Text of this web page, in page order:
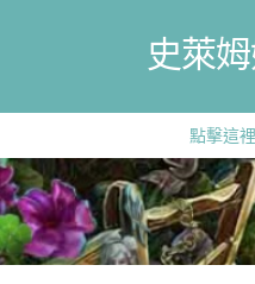
史萊
點擊這